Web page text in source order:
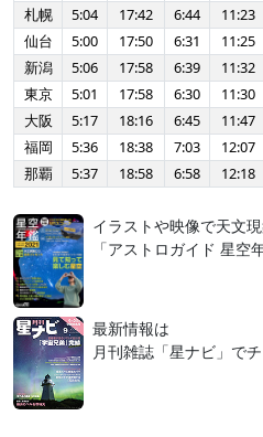
札幌
5:04 17:42 6:44 11:23
仙台
5:00 17:50 6:31 11:25
新潟
5:06 17:58 6:39 11:32
東京
5:01 17:58 6:30 11:30
大阪
5:17 18:16 6:45 11:47
福岡
5:36 18:38 7:03 12:07
那覇
5:37 18:58 6:58 12:18
イラストや映像で天文
「アストロガイド 星空
最新情報は
月刊雑誌「星ナビ」でチ